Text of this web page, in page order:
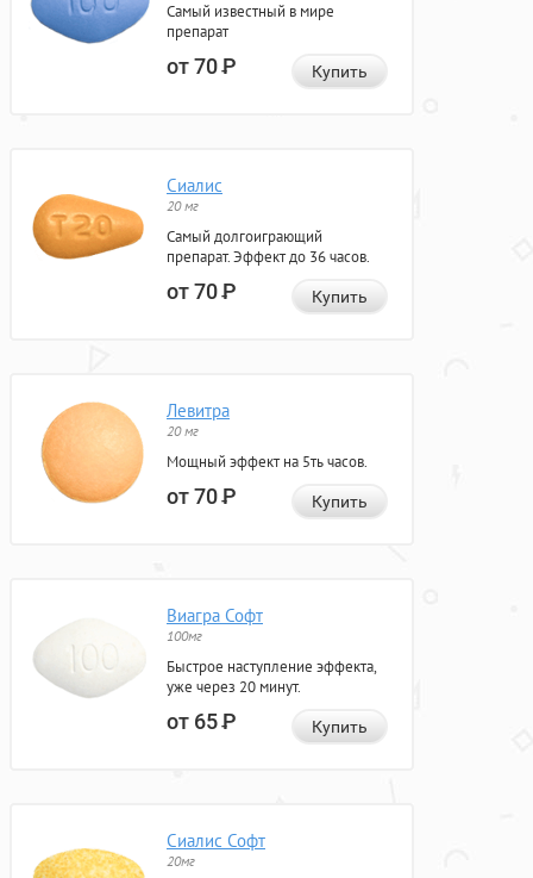
Самый известный в мире
препарат
от 70Р Купить
Сиалис
20 мг
Самый долгоиграющий
препарат. Эффект до 36 часов.
от 70Р Купить
Левитра
20 мг
Мощный эффект на 5ть часов.
от 70Р Купить
Виагра Софт
100мг
Быстрое наступление эффекта,
уже через 20 минут.
от 65Р Купить
Сиалис Софт
20мг